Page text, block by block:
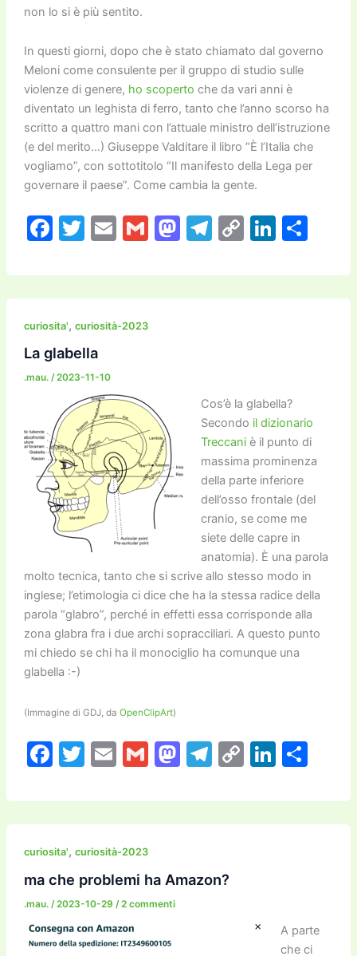
non lo si è più sentito.
In questi giorni, dopo che è stato chiamato dal governo
Meloni come consulente per il gruppo di studio sulle
violenze di genere, ho scoperto che da vari anni è
diventato un leghista di ferro, tanto che l’anno scorso ha
scritto a quattro mani con l’attuale ministro dell’istruzione
(e del merito…) Giuseppe Valditare il libro “È l’Italia che
vogliamo”, con sottotitolo “Il manifesto della Lega per
governare il paese”. Come cambia la gente.
F
c
e
b
o
o
k
T
itt
er
E
ai
l
G
ai
l
M
st
o
T
e
gr
C
p
y
Li
k
e
C
n
di
curiosita', curiosità-2023
La glabella
.mau. /2023-11-10
Cos’è la glabella?
Secondo il dizionario
Treccaniè il punto di
massima prominenza
della parte inferiore
dell’osso frontale (del
cranio, se come me
siete delle capre in
anatomia). È una parola
molto tecnica, tanto che si scrive allo stesso modo in
inglese; l’etimologia ci dice che ha la stessa radice della
parola “glabro”, perché in effetti essa corrisponde alla
zona glabra fra i due archi sopracciliari. A questo punto
mi chiedo se chi ha il monociglio ha comunque una
glabella :-)
(Immagine di GDJ, da OpenClipArt)
F
c
e
b
o
o
k
T
itt
er
E
ai
l
G
ai
l
M
st
o
o
T
e
gr
m
C
p
y
Li
k
e
C
n
di
curiosita', curiosità-2023
ma che problemi ha Amazon?
.mau. /2023-10-29 /2 commenti
A parte
che ci